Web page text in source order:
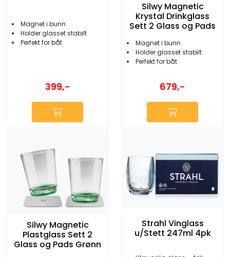
Magnet i bunn
Holder glasset stabilt
Perfekt for båt
399,-
Silwy Magnetic
Krystal Drinkglass
Sett 2 Glass og Pads
Magnet i bunn
Holder glasset stabilt
Perfekt for båt
679,-
Silwy Magnetic
Plastglass Sett 2
Glass og Pads Grønn
Strahl Vinglass
u/Stett 247ml 4pk